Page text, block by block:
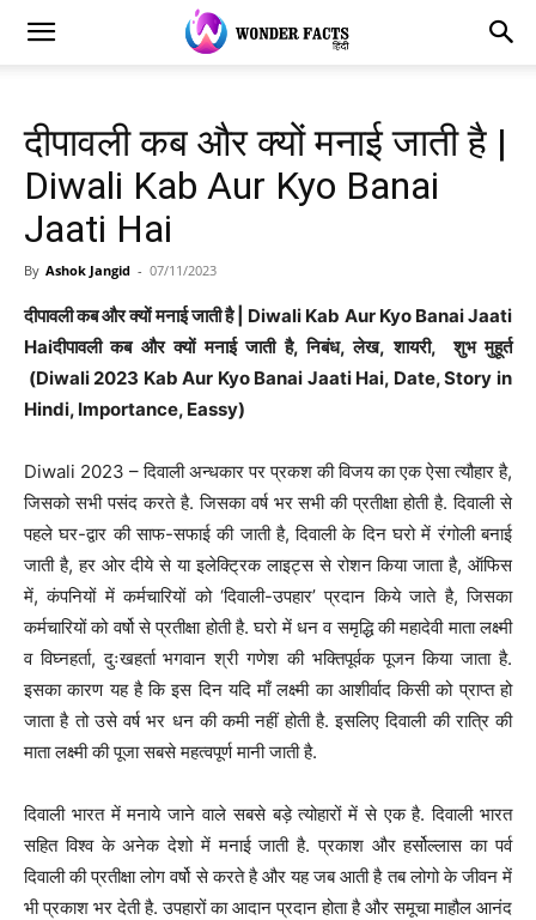
दीपावली कब और क्यों मनाई जाती है |
Diwali Kab Aur Kyo Banai
Jaati Hai
By Ashok Jangid - 07/11/2023
दीपावली कब और क्यों मनाई जाती है | Diwali Kab Aur Kyo Banai Jaati
Haiदीपावली कब और क्यों मनाई जाती है, निबंध, लेख, शायरी, शुभ मुहूर्त
(Diwali 2023 Kab Aur Kyo Banai Jaati Hai, Date, Story in
Hindi, Importance, Eassy)
Diwali 2023 – दिवाली अन्धकार पर प्रकश की विजय का एक ऐसा त्यौहार है,
जिसको सभी पसंद करते है. जिसका वर्ष भर सभी की प्रतीक्षा होती है. दिवाली से
पहले घर-द्वार की साफ-सफाई की जाती है, दिवाली के दिन घरो में रंगोली बनाई
जाती है, हर ओर दीये से या इलेक्ट्रिक लाइट्स से रोशन किया जाता है, ऑफिस
में, कंपनियों में कर्मचारियों को ‘दिवाली-उपहार’ प्रदान किये जाते है, जिसका
कर्मचारियों को वर्षो से प्रतीक्षा होती है. घरो में धन व समृद्धि की महादेवी माता लक्ष्मी
व विघ्नहर्ता, दुःखहर्ता भगवान श्री गणेश की भक्तिपूर्वक पूजन किया जाता है.
इसका कारण यह है कि इस दिन यदि माँ लक्ष्मी का आशीर्वाद किसी को प्राप्त हो
जाता है तो उसे वर्ष भर धन की कमी नहीं होती है. इसलिए दिवाली की रात्रि की
माता लक्ष्मी की पूजा सबसे महत्वपूर्ण मानी जाती है.
दिवाली भारत में मनाये जाने वाले सबसे बड़े त्योहारों में से एक है. दिवाली भारत
सहित विश्व के अनेक देशो में मनाई जाती है. प्रकाश और हर्सोल्लास का पर्व
दिवाली की प्रतीक्षा लोग वर्षो से करते है और यह जब आती है तब लोगो के जीवन में
भी प्रकाश भर देती है. उपहारों का आदान प्रदान होता है और समूचा माहौल आनंद